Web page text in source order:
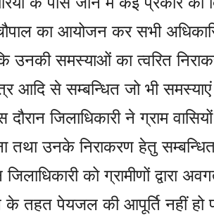
का आयोजन कर सभी
उनकी समस्याओं का त्वरित
आदि से सम्बन्धित जो भी
दौरान जिलाधिकारी ने ग्राम
उनके निराकरण हेतु सम्बन्धित
को ग्रामीणों द्वारा
तहत पेयजल की आपूर्ति नहीं हो